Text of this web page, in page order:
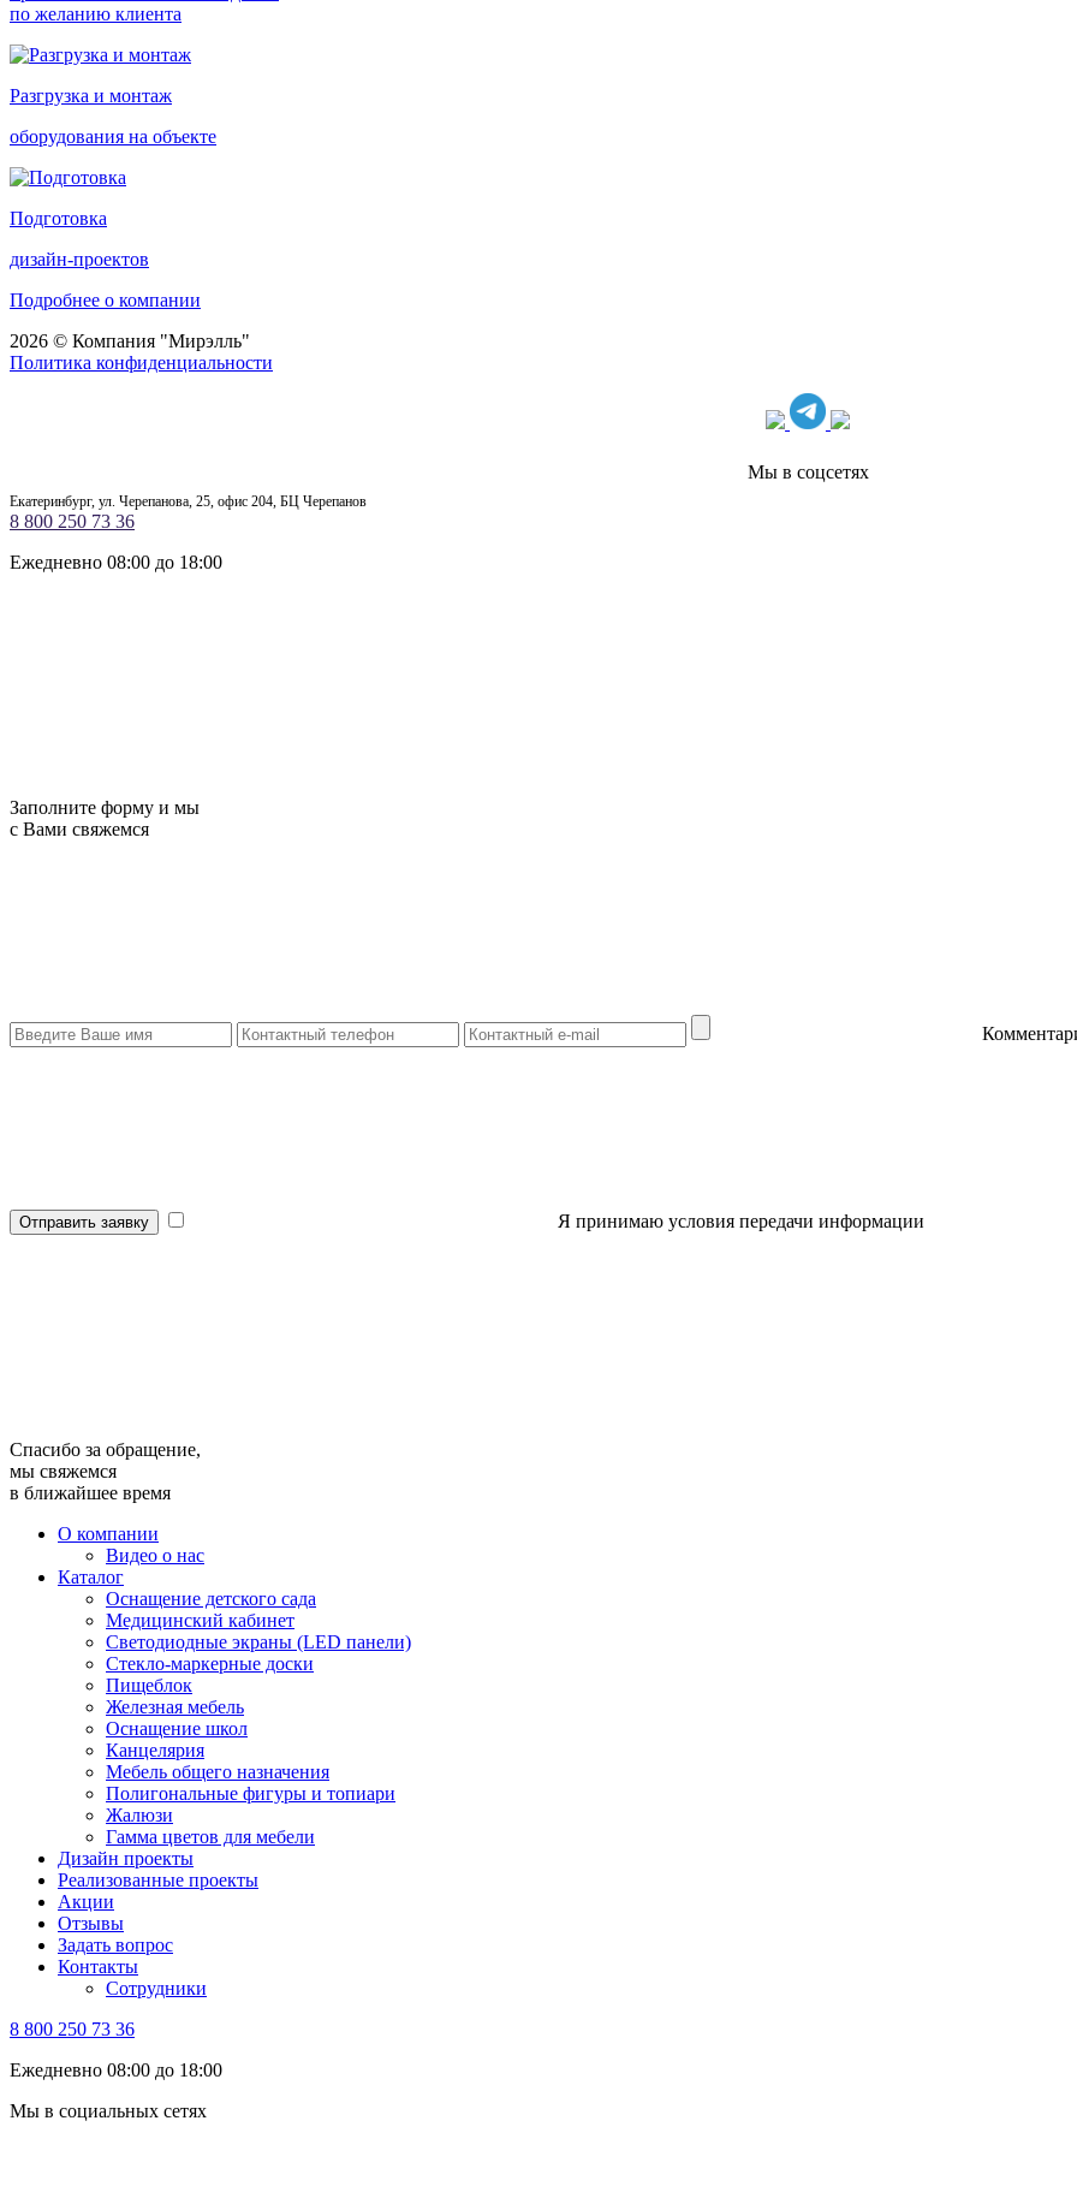
по желанию клиента
Разгрузка и монтаж
оборудования на объекте
Подготовка
дизайн-проектов
Подробнее о компании
2026 © Компания "Мирэлль"
Политика конфиденциальности
Мы в соцсетях
Екатеринбург, ул. Черепанова, 25, офис 204, БЦ Черепанов
8 800 250 73 36
Ежедневно 08:00 до 18:00
Заполните форму и мы
с Вами свяжемся
Отправить заявку Я принимаю условия передачи информации
Спасибо за обращение,
мы свяжемся
в ближайшее время
О компании
Видео о нас
Каталог
Оснащение детского сада
Медицинский кабинет
Светодиодные экраны (LED панели)
Стекло-маркерные доски
Пищеблок
Железная мебель
Оснащение школ
Канцелярия
Мебель общего назначения
Полигональные фигуры и топиари
Жалюзи
Гамма цветов для мебели
Дизайн проекты
Реализованные проекты
Акции
Отзывы
Задать вопрос
Контакты
Сотрудники
8 800 250 73 36
Ежедневно 08:00 до 18:00
Мы в социальных сетях